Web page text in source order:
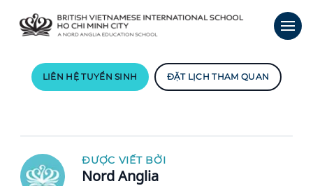
LIÊN HỆ TUYỂN SINH ĐẶT LỊCH THAM QUAN
ĐƯỢC VIẾT BỞI
Nord Anglia